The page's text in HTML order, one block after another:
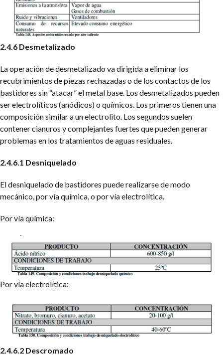
2.4.6 Desmetalizado
La operación de desmetalizado va dirigida a eliminar los
recubrimientos de piezas rechazadas o de los contactos de los
bastidores sin “atacar” el metal base. Los desmetalizados pueden
ser electrolíticos (anódicos) o químicos. Los primeros tienen una
composición similar a un electrolito. Los segundos suelen
contener cianuros y complejantes fuertes que pueden generar
problemas en los tratamientos de aguas residuales.
2.4.6.1 Desniquelado
El desniquelado de bastidores puede realizarse de modo
mecánico, por vía química, o por vía electrolítica.
Por vía química:
Por vía electrolítica:
2.4.6.2 Descromado